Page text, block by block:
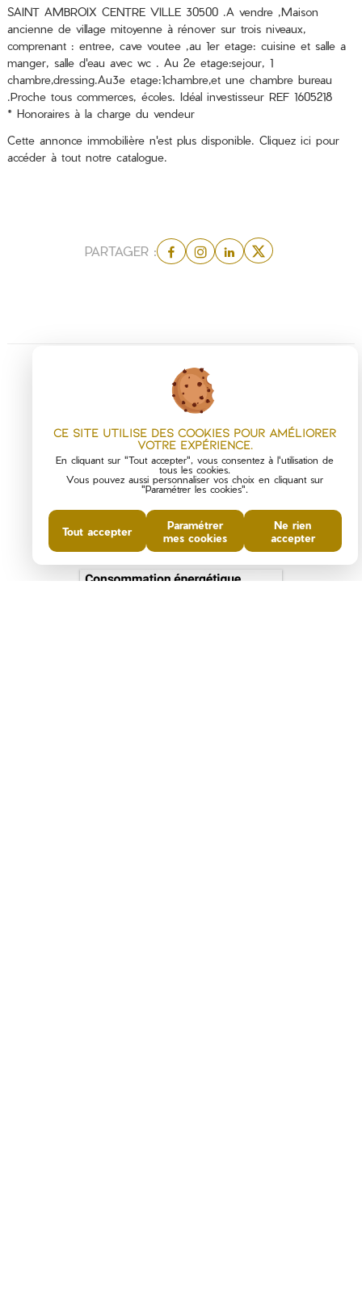
SAINT AMBROIX CENTRE VILLE 30500 .A vendre ,Maison
ancienne de village mitoyenne à rénover sur trois niveaux,
comprenant : entree, cave voutee ,au 1er etage: cuisine et salle a
manger, salle d'eau avec wc . Au 2e etage:sejour, 1
chambre,dressing.Au3e etage:1chambre,et une chambre bureau
.Proche tous commerces, écoles. Idéal investisseur REF 1605218
* Honoraires à la charge du vendeur
Cette annonce immobilière n'est plus disponible. Cliquez ici pour
accéder à tout notre catalogue.
PARTAGER :
DIAGNOSTICS DE
PERFORMANCE ÉNERGÉTIQUE
Ce site utilise des cookies pour améliorer
votre expérience.
En cliquant sur "Tout accepter", vous consentez à l'utilisation de
tous les cookies.
Vous pouvez aussi personnaliser vos choix en cliquant sur
"Paramétrer les cookies".
Tout accepter
Paramétrer
mes cookies
Ne rien
accepter